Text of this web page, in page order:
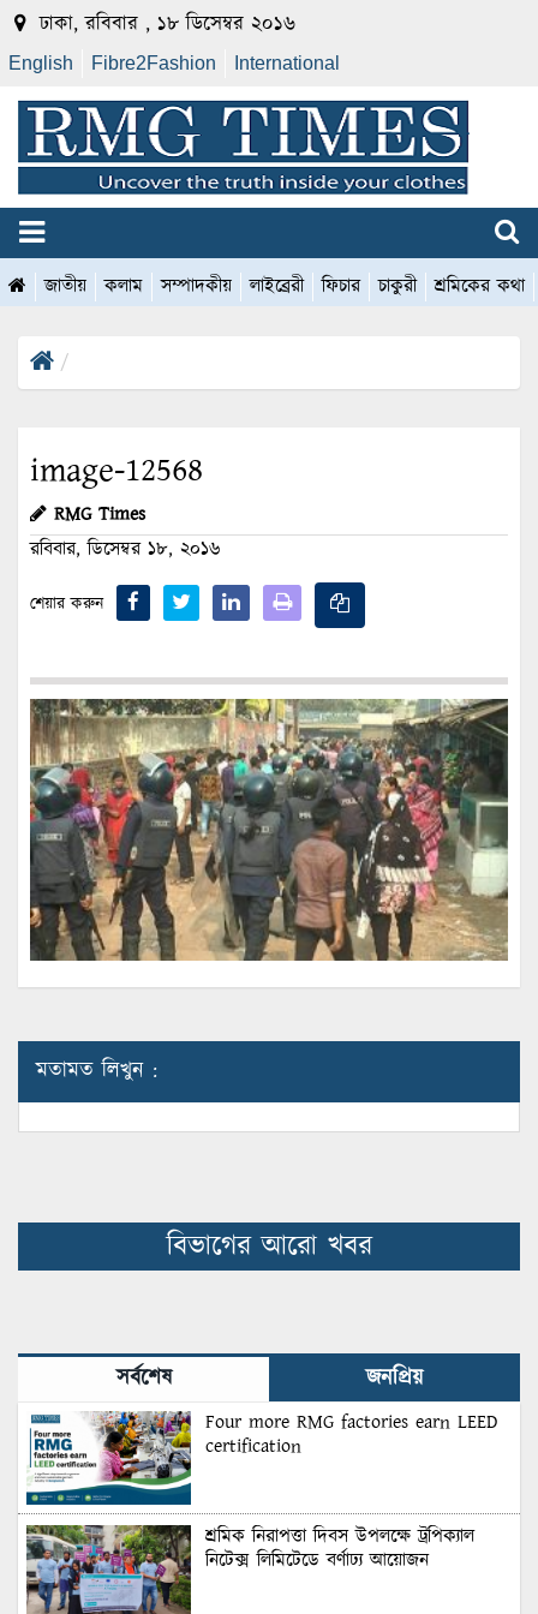
ঢাকা, রবিবার , ১৮ ডিসেম্বর ২০১৬
English Fibre2Fashion International
জাতীয় কলাম সম্পাদকীয় লাইব্রেরী ফিচার চাকুরী শ্রমিকের কথা
image-12568
RMG Times
রবিবার, ডিসেম্বর ১৮, ২০১৬
শেয়ার করুন
মতামত লিখুন :
বিভাগের আরো খবর
সর্বশেষ জনপ্রিয়
Four more RMG factories earn LEED
certification
শ্রমিক নিরাপত্তা দিবস উপলক্ষে ট্রপিক্যাল
নিটেক্স লিমিটেডে বর্ণাঢ্য আয়োজন